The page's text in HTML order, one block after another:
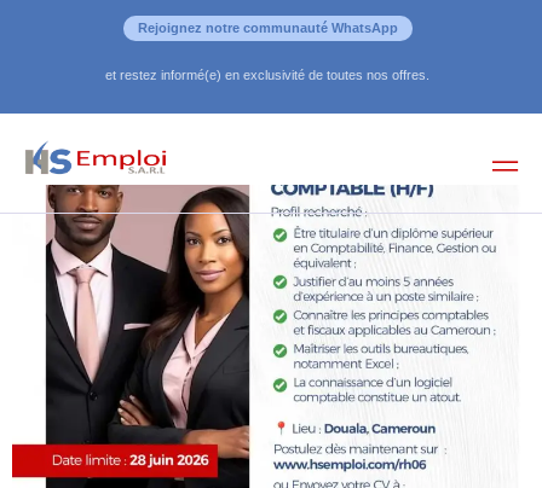
Rejoignez notre communauté WhatsApp
et restez informé(e) en exclusivité de toutes nos offres.
COMPTABLE (H/F)